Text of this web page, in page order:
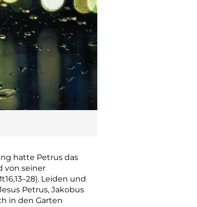
hatte Petrus das
von seiner
Leiden und
Petrus, Jakobus
in den Garten